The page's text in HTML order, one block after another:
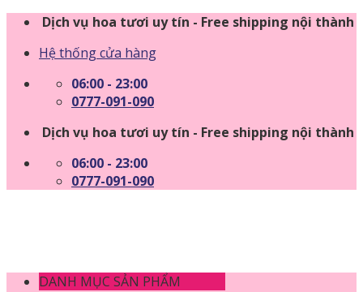
Skip
content
Dịch vụ hoa tươi uy tín - Free shipping nội thành
Hệ thống cửa hàng
06:00 - 23:00
0777-091-090
Dịch vụ hoa tươi uy tín - Free shipping nội thành
06:00 - 23:00
0777-091-090
DANH MỤC SẢN PHẨM